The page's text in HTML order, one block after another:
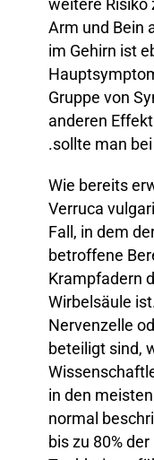
weitere Risiko
Arm und Bein
im Gehirn ist
Gruppe von
anderen
sollte man
Wie bereits
Verruca
Fall, in dem
betroffene
Krampfadern
Wirbelsäule
Nervenzelle
beteiligt sind,
in den
normal
bis zu 80%